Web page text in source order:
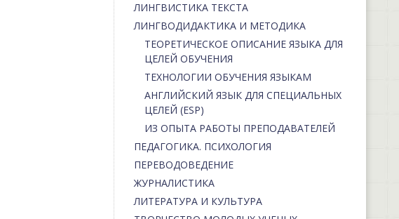
ЛИНГВИСТИКА ТЕКСТА
ЛИНГВОДИДАКТИКА И МЕТОДИКА
ТЕОРЕТИЧЕСКОЕ ОПИСАНИЕ ЯЗЫКА ДЛЯ
ЦЕЛЕЙ ОБУЧЕНИЯ
ТЕХНОЛОГИИ ОБУЧЕНИЯ ЯЗЫКАМ
АНГЛИЙСКИЙ ЯЗЫК ДЛЯ СПЕЦИАЛЬНЫХ
ЦЕЛЕЙ (ESP)
ИЗ ОПЫТА РАБОТЫ ПРЕПОДАВАТЕЛЕЙ
ПЕДАГОГИКА. ПСИХОЛОГИЯ
ПЕРЕВОДОВЕДЕНИЕ
ЖУРНАЛИСТИКА
ЛИТЕРАТУРА И КУЛЬТУРА